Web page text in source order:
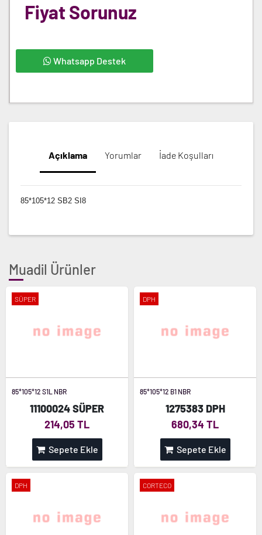
Fiyat Sorunuz
Whatsapp Destek
Açıklama Yorumlar İade Koşulları
85*105*12 SB2 SI8
Muadil Ürünler
SÜPER
85*105*12 S1L NBR
11100024 SÜPER
214,05 TL
Sepete Ekle
DPH
85*105*12 B1 NBR
1275383 DPH
680,34 TL
Sepete Ekle
DPH CORTECO